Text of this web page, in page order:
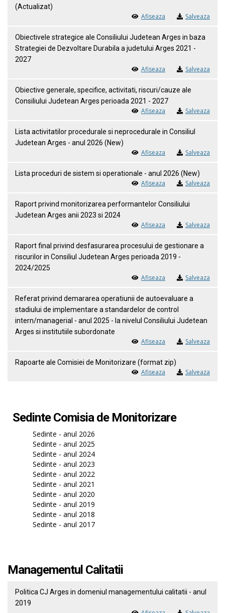
(Actualizat)
Afiseaza Salveaza
Obiectivele strategice ale Consiliului Judetean Arges in baza
Strategiei de Dezvoltare Durabila a judetului Arges 2021 -
2027
Afiseaza Salveaza
Obiective generale, specifice, activitati, riscuri/cauze ale
Consiliului Judetean Arges perioada 2021 - 2027
Afiseaza Salveaza
Lista activitatilor procedurale si neprocedurale in Consiliul
Judetean Arges - anul 2026 (New)
Afiseaza Salveaza
Lista proceduri de sistem si operationale - anul 2026 (New)
Afiseaza Salveaza
Raport privind monitorizarea performantelor Consiliului
Judetean Arges anii 2023 si 2024
Afiseaza Salveaza
Raport final privind desfasurarea procesului de gestionare a
riscurilor in Consiliul Judetean Arges perioada 2019 -
2024/2025
Afiseaza Salveaza
Referat privind demararea operatiunii de autoevaluare a
stadiului de implementare a standardelor de control
intern/managerial - anul 2025 - la nivelul Consiliului Judetean
Arges si institutiile subordonate
Afiseaza Salveaza
Rapoarte ale Comisiei de Monitorizare (format zip)
Afiseaza Salveaza
Sedinte Comisia de Monitorizare
Sedinte - anul 2026
Sedinte - anul 2025
Sedinte - anul 2024
Sedinte - anul 2023
Sedinte - anul 2022
Sedinte - anul 2021
Sedinte - anul 2020
Sedinte - anul 2019
Sedinte - anul 2018
Sedinte - anul 2017
Managementul Calitatii
Politica CJ Arges in domeniul managementului calitatii - anul
2019